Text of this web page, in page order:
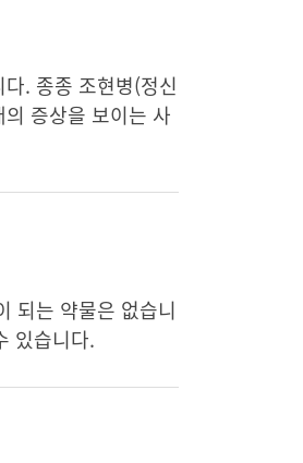
. 종종 조현병(정신
증상을 보이는 사
되는 약물은 없습니
있습니다.